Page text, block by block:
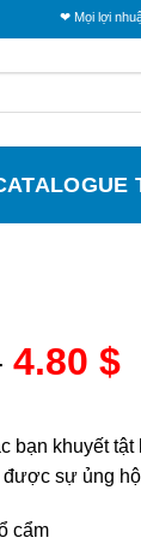
❤ Mọi lợi nhuận thu
4.80 $
bạn khuyết
được sự ủng
cẩm